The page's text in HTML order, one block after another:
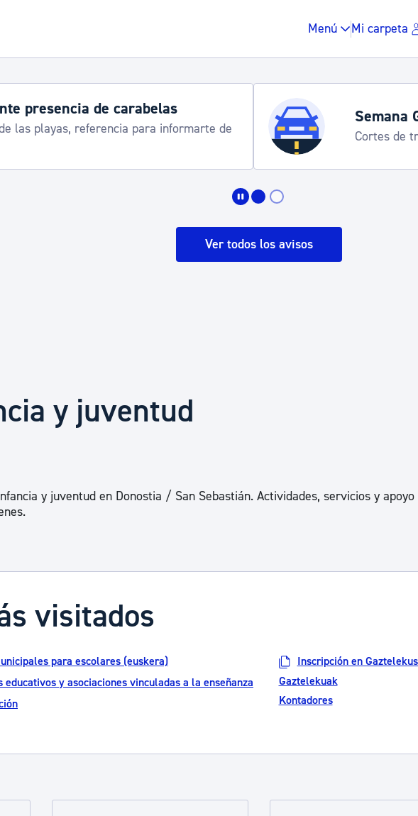
Menú Mi carpeta
Espacio público,
consumo
Tablón de anuncios oficiales
Calendario fiscal
2026: programa Horarios
Udalinfo,
Urgull,
Ver todos los avisos
y juventud
y juventud en Donostia / San Sebastián. Actividades, servicios y
visitados
para escolares (euskera)
educativos y asociaciones vinculadas a la enseñanza
Inscripción en
Gaztelekuak
Kontadores